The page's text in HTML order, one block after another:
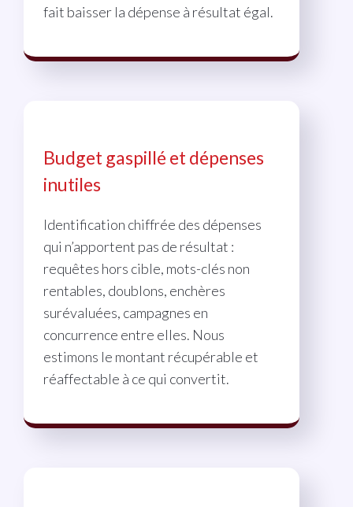
fait baisser la dépense à résultat égal.
Budget gaspillé et dépenses
inutiles
Identification chiffrée des dépenses
qui n’apportent pas de résultat :
requêtes hors cible, mots-clés non
rentables, doublons, enchères
surévaluées, campagnes en
concurrence entre elles. Nous
estimons le montant récupérable et
réaffectable à ce qui convertit.